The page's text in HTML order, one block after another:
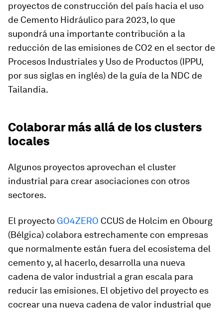
proyectos de construcción del país hacia el uso
de Cemento Hidráulico para 2023, lo que
supondrá una importante contribución a la
reducción de las emisiones de CO2 en el sector de
Procesos Industriales y Uso de Productos (IPPU,
por sus siglas en inglés) de la guía de la NDC de
Tailandia.
Colaborar más allá de los clusters
locales
Algunos proyectos aprovechan el cluster
industrial para crear asociaciones con otros
sectores.
El proyecto GO4ZERO CCUS de Holcim en Obourg
(Bélgica) colabora estrechamente con empresas
que normalmente están fuera del ecosistema del
cemento y, al hacerlo, desarrolla una nueva
cadena de valor industrial a gran escala para
reducir las emisiones. El objetivo del proyecto es
cocrear una nueva cadena de valor industrial que